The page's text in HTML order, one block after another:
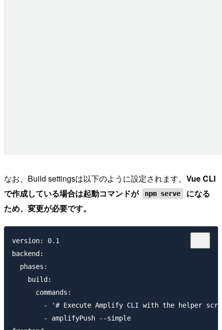
なお、Build settingsは以下のように設定されます。 Vue CLI
で作成している場合は起動コマンドが
npm serve
になる
ため、変更が必要です。
version: 0.1
backend:
  phases:
    build:
      commands:
- '# Execute Amplify CLI with the helper
        - amplifyPush --simple